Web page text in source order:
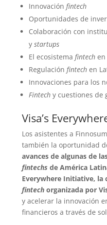
Innovación fintech
Oportunidades de
Colaboración con
y startups
El ecosistema fintechen
Regulación fintechen
Innovaciones para los
Fintechy cuestiones de
Visa’s
Los asistentes a
también la oportunidad
avances de algunas de
fintechs de América
Everywhere Initiative, la
fintechorganizada por
y acelerar la innovación
financieros a través de